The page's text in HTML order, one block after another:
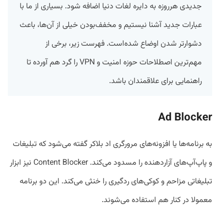
جدیدی هرروزه به دایره لغات دنیا اضافه شود. بسیاری از ما با
عبارات جدید آشنا نیستیم و مخفف‌بودن خیلی از آن‌ها، باعث
دشوارتر شدن اوضاع شده‌است. فهرست زیر، برخی از
مهم‌ترین اصطلاحات حوزه امنیت و VPN را گرد هم آورده تا
راهنمایی برای علاقمندان باشد.
Ad Blocker
به برنامه‌ها یا افزونه‌های مرورگری اد بلاکر گفته می‌شود که تبلیغات
و پاپ‌آپ‌های آزاردهنده را مسدود می‌کند. Content Blocker نیز ابزار
تبلیغاتی مزاحم و کوکی‌های ردگیری را خنثی می‌کند. این دو برنامه
معمولا در کنار هم استفاده می‌شوند.